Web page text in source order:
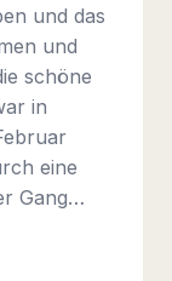
und das
und
schöne
in
eine
Gang…